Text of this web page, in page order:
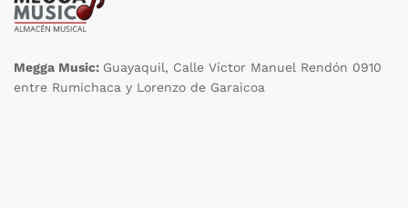
Megga Music: Guayaquil, Calle Víctor Manuel Rendón 0910
entre Rumichaca y Lorenzo de Garaicoa